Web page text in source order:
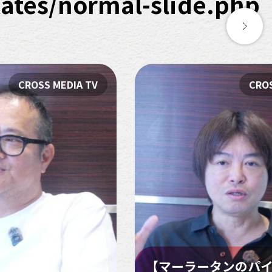
CROSS MEDIA TV
【マーラータンのパ